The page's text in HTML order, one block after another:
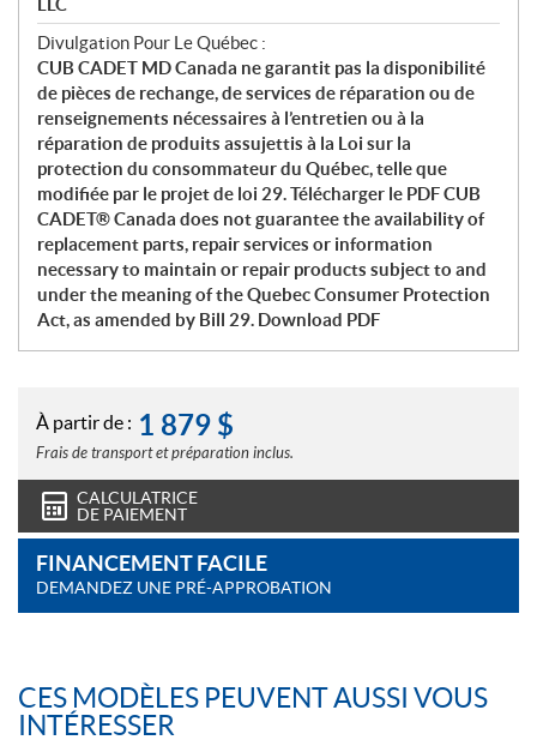
Divulgation Pour Le Québec :
CUB CADET MD Canada ne garantit pas la disponibilité
de pièces de rechange, de services de réparation ou de
renseignements nécessaires à l’entretien ou à la
réparation de produits assujettis à la Loi sur la
protection du consommateur du Québec, telle que
modifiée par le projet de loi 29. Télécharger le PDF CUB
CADET® Canada does not guarantee the availability of
replacement parts, repair services or information
necessary to maintain or repair products subject to and
under the meaning of the Quebec Consumer Protection
Act, as amended by Bill 29. Download PDF
À partir de : 1 879 $
Frais de transport et préparation inclus.
CALCULATRICE
DE PAIEMENT
FINANCEMENT FACILE
DEMANDEZ UNE PRÉ-APPROBATION
CES MODÈLES PEUVENT AUSSI VOUS
INTÉRESSER